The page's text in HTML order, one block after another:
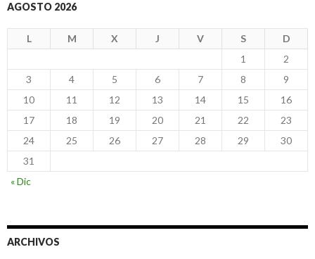
AGOSTO 2026
L M X J V S
D
1
2
3
4 5 6 7 8
9
10
11 12 13 14 15
16
17
18 19 20 21 22
23
24
25 26 27 28 29
30
31
« Dic
ARCHIVOS